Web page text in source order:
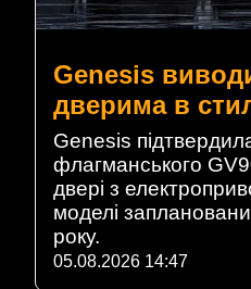
Genesis
дверима в
Genesis
флагманського
двері з
моделі
року.
05.08.2026 14:47